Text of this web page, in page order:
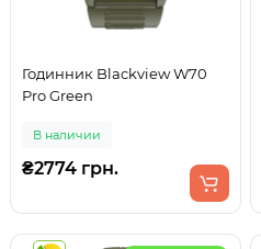
Годинник Blackview W70
Pro Green
В наличии
₴2774 грн.